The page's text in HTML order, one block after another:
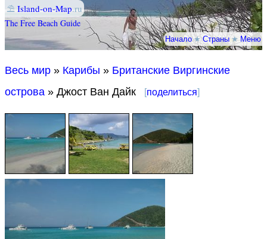
⛱ Island-on-Map.ru
The Free Beach Guide
Начало★Страны★Меню
Весь мир » Карибы » Британские Виргинские
острова » Джост Ван Дайк [поделиться]